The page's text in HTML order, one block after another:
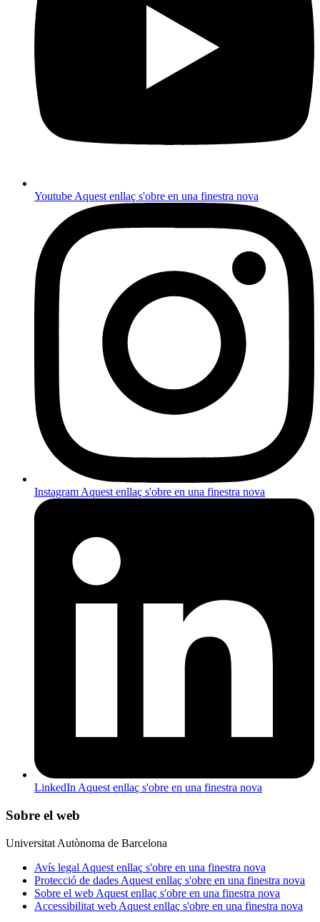
Youtube Aquest enllaç s'obre en una finestra nova
Instagram Aquest enllaç s'obre en una finestra nova
LinkedIn Aquest enllaç s'obre en una finestra nova
Sobre el web
Universitat Autònoma de Barcelona
Avís legal Aquest enllaç s'obre en una finestra nova
Protecció de dades Aquest enllaç s'obre en una finestra nova
Sobre el web Aquest enllaç s'obre en una finestra nova
Accessibilitat web Aquest enllaç s'obre en una finestra nova